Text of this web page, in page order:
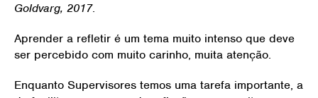
Goldvarg, 2017.
Aprender a refletir é um tema muito intenso que deve
ser percebido com muito carinho, muita atenção.
Enquanto Supervisores temos uma tarefa importante, a